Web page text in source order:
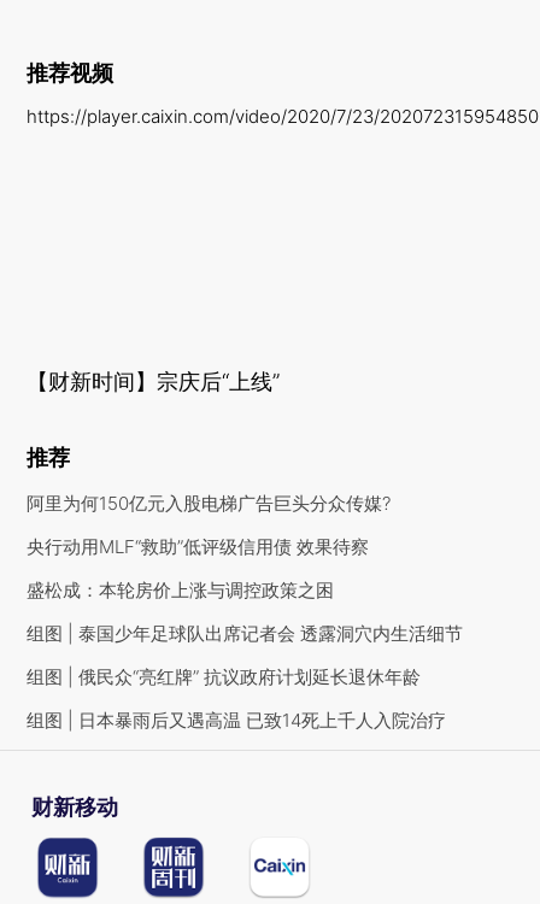
推荐视频
https://player.caixin.com/video/2020/7/23/
【财新时间】宗庆后“上线”
推荐
阿里为何150亿元入股电梯广告巨头分众传媒?
央行动用MLF“救助”低评级信用债 效果待察
盛松成：本轮房价上涨与调控政策之困
组图 | 泰国少年足球队出席记者会 透露洞穴内生活细节
组图 | 俄民众“亮红牌” 抗议政府计划延长退休年龄
组图 | 日本暴雨后又遇高温 已致14死上千人入院治疗
财新移动